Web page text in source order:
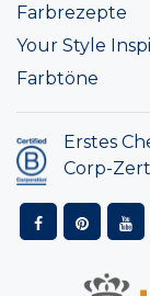
Farbrezepte
Your Style
Farbtöne
Erstes
Corp-